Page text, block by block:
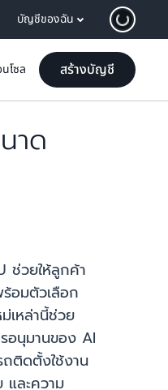
บัญชีของฉัน
โซล สร้างบัญชี
าด
ช่วยให้ลูกค้า
อมตัวเลือก
เหล่านี้ช่วย
อนุมานของ AI
ติดตั้งใช้งาน
และความ